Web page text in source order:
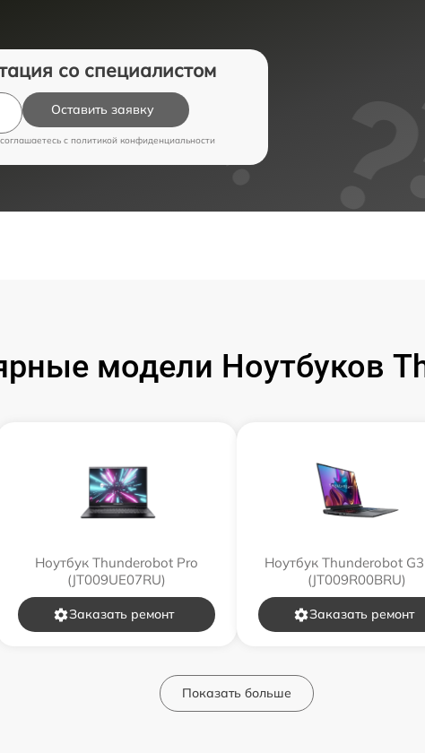
со специалистом
Оставить заявку
c политикой конфиденциальности
модели Ноутбуков
Ноутбук Thunderobot Pro
(JT009UE07RU)
Заказать ремонт
Ноутбук Thunderobot
(JT009R00BRU)
Заказать ремонт
Показать больше